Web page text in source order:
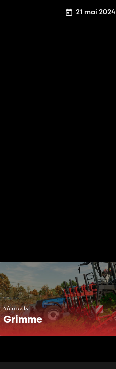
21 mai 2024
46 mods
Grimme